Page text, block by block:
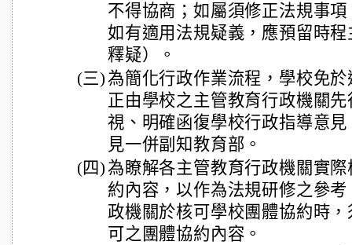
不得協商；如屬須修正法規事
如有適用法規疑義，應預留時
釋疑）。
(三)為簡化行政作業流程，學校免
正由學校之主管教育行政機關
視、明確函復學校行政指導意
見一併副知教育部。
(四)為瞭解各主管教育行政機關實
約內容，以作為法規研修之參
政機關於核可學校團體協約時
可之團體協約內容。